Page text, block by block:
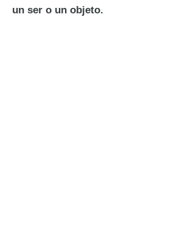
un ser o un objeto.